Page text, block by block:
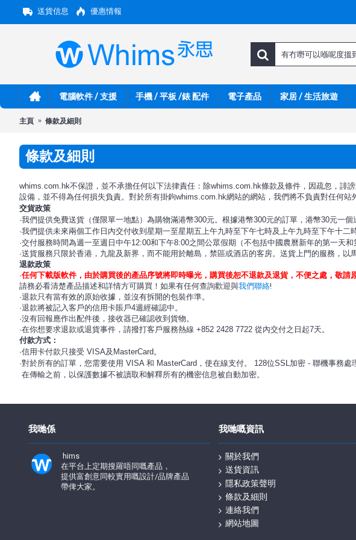
送貨信息 優惠情報
電腦軟件 / 支援 手機 / 平板 /錶 配件 電子產品 家居 / 生活旅遊
主頁 條款及細則
條款及細則
whims.com.hk不保證，並不承擔任何以下法律責任：除whims.com.hk條款及條件，因疏忽，誹
設備，並不得為任何損失負責。對於所有掛鉤whims.com.hk網站的網站，我們將不負責對任何站
交貨政策
·我們提供免費送貨（僅限單一地點）為購物滿港幣300元。根據港幣300元的訂單，港幣30元一個
·我們提供未來兩個工作日內交付收到星期一至星期五上午九時至下午七時及上午九時至下午十二
·交付服務時間為週一至週日中午12:00和下午8:00之間公眾假期（不包括中國農曆新年的第一天和
·送貨服務只限於香港，九龍及新界，而不能用於離島，禁區或酒店的客房。送貨上門的服務，以
退款政策
·任何下載版軟件，由於購買後的產品序號將即時曝光，購買後恕不退款及退貨，不便之處，敬請
請務必看清楚產品描述和詳情方可購買！如果有任何查詢歡迎與我們聯絡!
·退款只有當有效的原始收據，並沒有拆開的包裝作準。
·退款將被記入客戶的信用卡賬戶4週經確認中。
·沒有回報應作出配件後，接收器已確認收到貨物。
·在你想要求退款或退貨事件，請撥打客戶服務熱線 +852 2428 7722 從內交付之日起7天。
付款方式：
·信用卡付款只接受 VISA及 MasterCard。
·對於所有的訂單，您需要使用 VISA 和 MasterCard，使在線支付。 128位SSL加密 - 聯機事務處
在傳輸之前，以保護數據不被讀取和解釋所有的機密信息被自動加密。
我哋係
hims
在平台上定期搜羅唔同嘅產品，
提供富創意同較實用嘅設計/品牌產品
帶俾大家。
我哋嘅資訊
關於我們
送貨資訊
隱私政策聲明
條款及細則
連絡我們
網站地圖